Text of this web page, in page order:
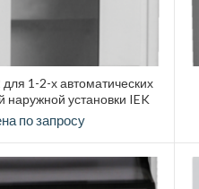
1-2-х автоматических
наружной установки IEK
по запросу